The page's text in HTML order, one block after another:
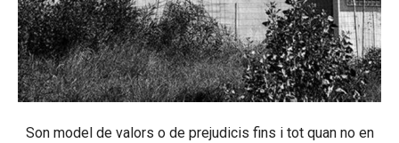
Son model de valors o de prejudicis fins i tot quan no en